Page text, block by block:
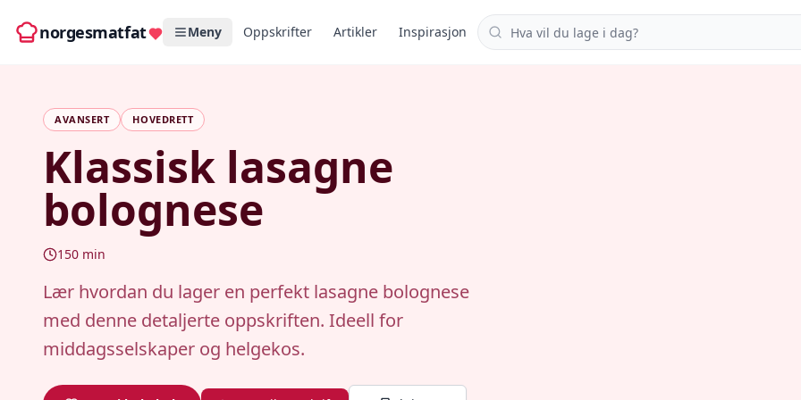
norgesmatfat Meny Oppskrifter Artikler Inspirasjon Søk i oppskrifter
AVANSERT HOVEDRETT
Klassisk lasagne
bolognese
150 min
Lær hvordan du lager en perfekt lasagne bolognese
med denne detaljerte oppskriften. Ideell for
middagsselskaper og helgekos.